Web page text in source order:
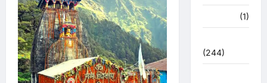
(1)
(244)